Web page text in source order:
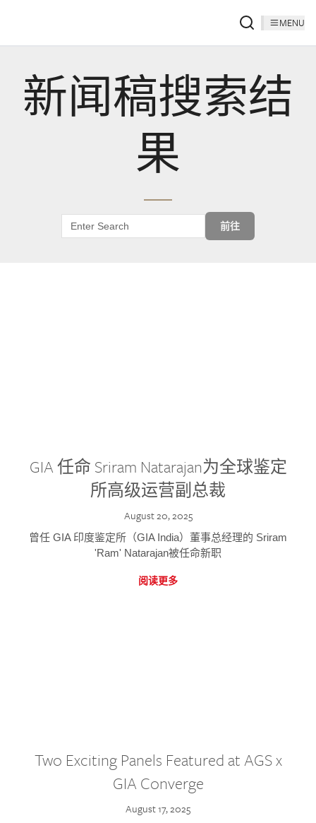
MENU
新闻稿搜索结
果
前往
GIA 任命 Sriram Natarajan为全球鉴定
所高级运营副总裁
August 20, 2025
曾任 GIA 印度鉴定所（GIA India）董事总经理的 Sriram
'Ram' Natarajan被任命新职
阅读更多
Two Exciting Panels Featured at AGS x
GIA Converge
August 17, 2025